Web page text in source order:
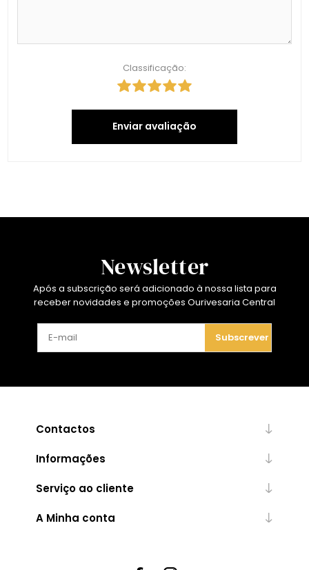
Classificação:
Enviar avaliação
Newsletter
Após a subscrição será adicionado à nossa lista para
receber novidades e promoções Ourivesaria Central
Subscrever
Contactos
Informações
Serviço ao cliente
A Minha conta